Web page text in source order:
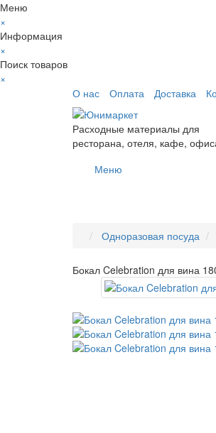
Меню
×
Информация
×
Поиск товаров
×
О нас
Оплата Доставка
Расходные материалы для
ресторана, отеля, кафе,
Меню
Одноразовая посуда
Бокал Celebration для вина